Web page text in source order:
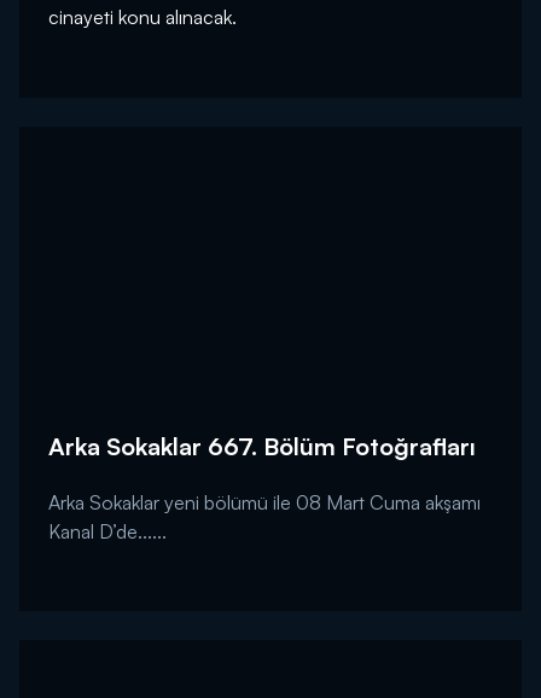
cinayeti konu alınacak.
Arka Sokaklar 667. Bölüm Fotoğrafları
Arka Sokaklar yeni bölümü ile 08 Mart Cuma akşamı
Kanal D’de......